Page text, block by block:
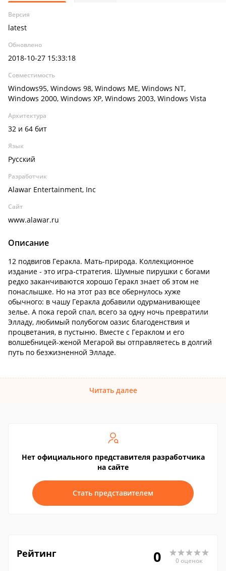
Версия
latest
Обновлено
2018-10-27 15:33:18
Совместимость
Windows95, Windows 98, Windows ME, Windows NT,
Windows 2000, Windows XP, Windows 2003, Windows Vista
Архитектура
32 и 64 бит
Язык
Русский
Разработчик
Alawar Entertainment, Inc
Сайт
www.alawar.ru
Описание
12 подвигов Геракла. Мать-природа. Коллекционное
издание - это игра-стратегия. Шумные пирушки с богами
редко заканчиваются хорошо Геракл знает об этом не
понаслышке. Но на этот раз все обернулось хуже
обычного: в чашу Геракла добавили одурманивающее
зелье. А пока герой спал, всего за одну ночь превратили
Элладу, любимый полубогом оазис благоденствия и
процветания, в пустыню. Вместе с Гераклом и его
волшебницей-женой Мегарой вы отправляетесь в долгий
путь по безжизненной Элладе.
Читать далее
Нет официального представителя разработчика
на сайте
Стать представителем
Рейтинг 0 0 оценок